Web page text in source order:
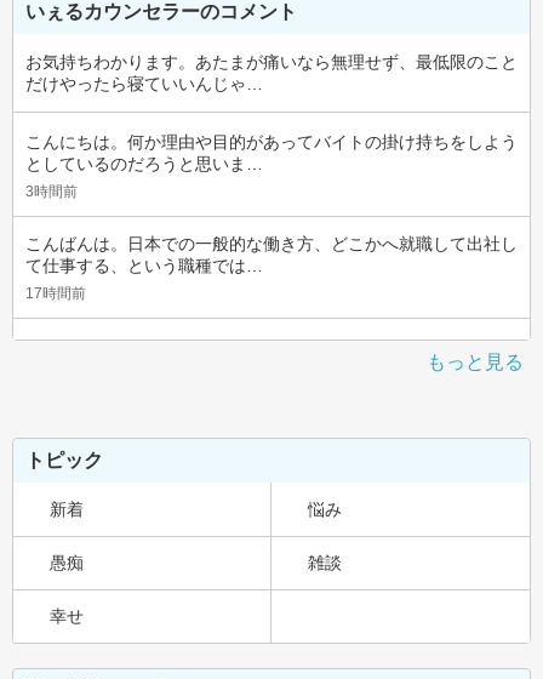
いぇるカウンセラーのコメント
お気持ちわかります。あたまが痛いなら無理せず、最低限のこと
だけやったら寝ていいんじゃ…
こんにちは。何か理由や目的があってバイトの掛け持ちをしよう
としているのだろうと思いま…
3時間前
こんばんは。日本での一般的な働き方、どこかへ就職して出社し
て仕事する、という職種では…
17時間前
もっと見る
トピック
新着 悩み
愚痴 雑談
幸せ